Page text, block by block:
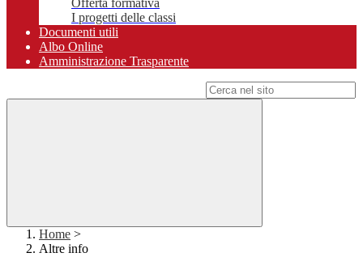
Offerta formativa
I progetti delle classi
Documenti utili
Albo Online
Amministrazione Trasparente
Home >
Altre info